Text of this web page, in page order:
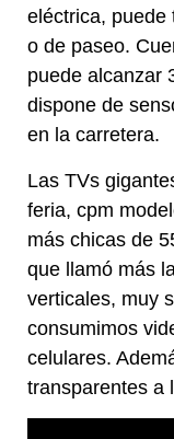
eléctrica, puede
o de paseo.
puede alcanzar
dispone de
en la carretera.
Las TVs
feria, cpm
más chicas de
que llamó más
verticales, muy
consumimos
celulares.
transparentes a